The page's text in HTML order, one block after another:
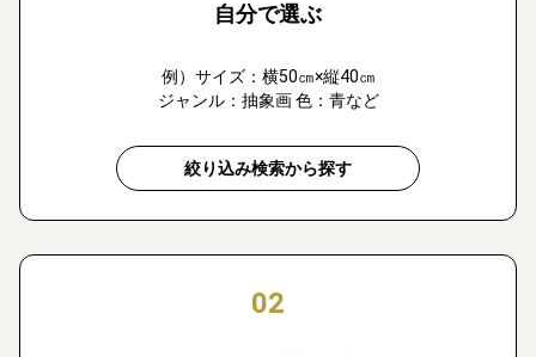
自分で選ぶ
例）サイズ：横50㎝×縦40㎝
ジャンル：抽象画 色：青など
絞り込み検索から探す
02